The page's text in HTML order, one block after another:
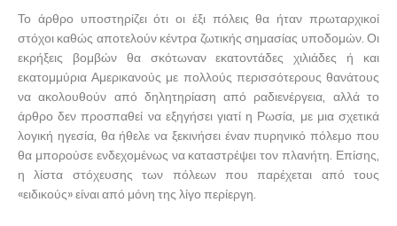
Το άρθρο υποστηρίζει ότι οι έξι πόλεις θα ήταν πρωταρχικοί
στόχοι καθώς αποτελούν κέντρα ζωτικής σημασίας υποδομών. Οι
εκρήξεις βομβών θα σκότωναν εκατοντάδες χιλιάδες ή και
εκατομμύρια Αμερικανούς με πολλούς περισσότερους θανάτους
να ακολουθούν από δηλητηρίαση από ραδιενέργεια, αλλά το
άρθρο δεν προσπαθεί να εξηγήσει γιατί η Ρωσία, με μια σχετικά
λογική ηγεσία, θα ήθελε να ξεκινήσει έναν πυρηνικό πόλεμο που
θα μπορούσε ενδεχομένως να καταστρέψει τον πλανήτη. Επίσης,
η λίστα στόχευσης των πόλεων που παρέχεται από τους
«ειδικούς» είναι από μόνη της λίγο περίεργη.